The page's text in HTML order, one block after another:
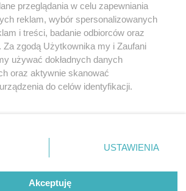
1 / 0
prywatności
Skontakuj sięz nami
Kontakt
Redakcja
Newsletter
przeglądania w celu zapewniania
reklam, wybór spersonalizowanych
i treści, badanie odbiorców oraz
Za zgodą Użytkownika my i Zaufani
używać dokładnych danych
oraz aktywnie skanować
do celów identyfikacji.
klikając przycisk ustawień prywatności
dolnym rogu strony
danych nie wymagają zgody
masz prawo sprzeciwić się takiemu
USTAWIENIA
Akceptuję